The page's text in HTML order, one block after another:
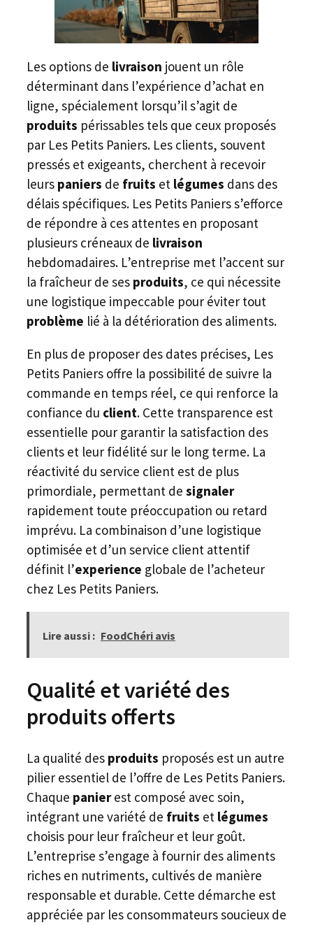
Les options de livraison jouent un rôle
déterminant dans l’expérience d’achat en
ligne, spécialement lorsqu’il s’agit de
produits périssables tels que ceux proposés
par Les Petits Paniers. Les clients, souvent
pressés et exigeants, cherchent à recevoir
leurs paniers de fruits et légumes dans des
délais spécifiques. Les Petits Paniers s’efforce
de répondre à ces attentes en proposant
plusieurs créneaux de livraison
hebdomadaires. L’entreprise met l’accent sur
la fraîcheur de ses produits, ce qui nécessite
une logistique impeccable pour éviter tout
problème lié à la détérioration des aliments.
En plus de proposer des dates précises, Les
Petits Paniers offre la possibilité de suivre la
commande en temps réel, ce qui renforce la
confiance du client. Cette transparence est
essentielle pour garantir la satisfaction des
clients et leur fidélité sur le long terme. La
réactivité du service client est de plus
primordiale, permettant de signaler
rapidement toute préoccupation ou retard
imprévu. La combinaison d’une logistique
optimisée et d’un service client attentif
définit l’experience globale de l’acheteur
chez Les Petits Paniers.
Lire aussi : FoodChéri avis
Qualité et variété des
produits offerts
La qualité des produits proposés est un autre
pilier essentiel de l’offre de Les Petits Paniers.
Chaque panierest composé avec soin,
intégrant une variété de fruits et légumes
choisis pour leur fraîcheur et leur goût.
L’entreprise s’engage à fournir des aliments
riches en nutriments, cultivés de manière
responsable et durable. Cette démarche est
appréciée par les consommateurs soucieux de